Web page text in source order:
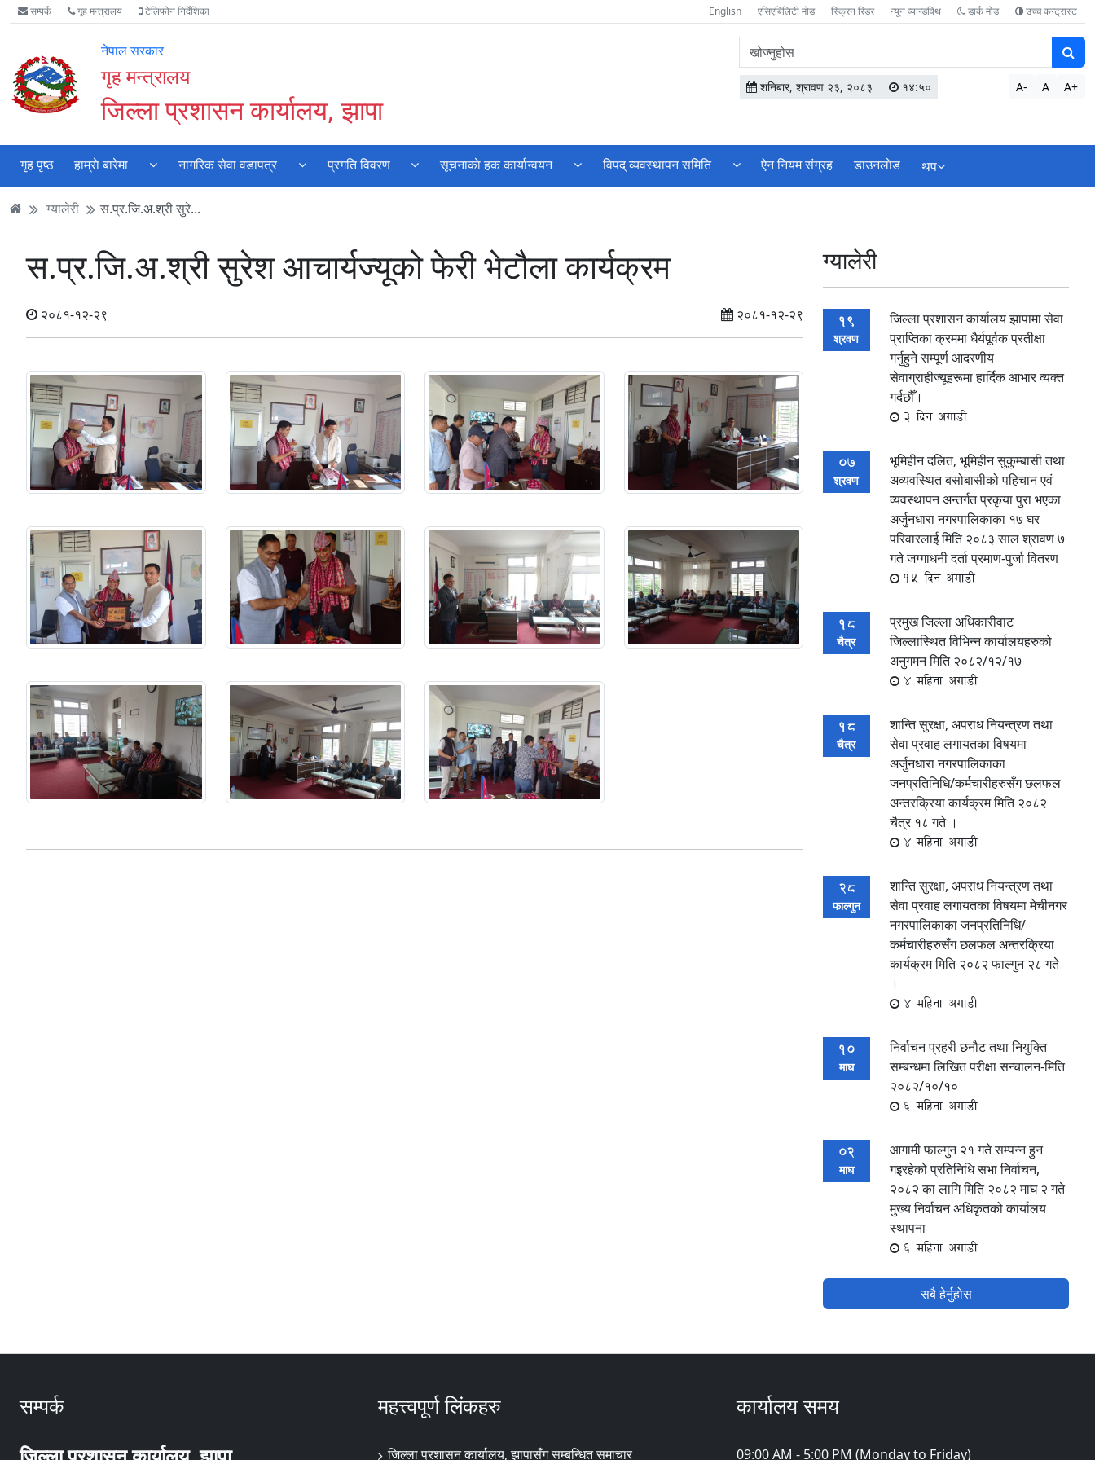
Accessibility
Mode
गर्नुहोस्
मुख्य
सामाग्री
मुख्य
नेभिगेसन
वेबसाइट
खोजमा
सम्पर्क गृह मन्त्रालय टेलिफोन निर्देशिका English एसिएबिलिटी मोड स्क्रिन रिडर न्यून व्यान्डविथ डार्क मोड उच्च कन्ट्रास्ट
नेपाल सरकार
गृह मन्त्रालय
जिल्ला प्रशासन कार्यालय, झापा
वेबसाइटमा
सामग्री
खोज्नुहोस
शनिबार, श्रावण २३, २०८३ १४:५० A- A A+
गृह पृष्ठ हाम्राे बारेमा नागरिक सेवा वडापत्र प्रगति विवरण सूचनाकाे हक कार्यान्वयन विपद् व्यवस्थापन समिति ऐन नियम संग्रह डाउनलाेड थप
ग्यालेरी स.प्र.जि.अ.श्री सुरे...
स.प्र.जि.अ.श्री सुरेश आचार्यज्यूको फेरी भेटौला कार्यक्रम
२०८१-१२-२९ २०८१-१२-२९
ग्यालेरी
19
श्रवण
जिल्ला प्रशासन कार्यालय झापामा सेवा
प्राप्तिका क्रममा धैर्यपूर्वक प्रतीक्षा
गर्नुहुने सम्पूर्ण आदरणीय
सेवाग्राहीज्यूहरूमा हार्दिक आभार व्यक्त
गर्दछौँ।
3 दिन अगाडी
07
श्रवण
भूमिहीन दलित, भूमिहीन सुकुम्बासी तथा
अव्यवस्थित बसोबासीको पहिचान एवं
व्यवस्थापन अन्तर्गत प्रकृया पुरा भएका
अर्जुनधारा नगरपालिकाका १७ घर
परिवारलाई मिति २०८३ साल श्रावण ७
गते जग्गाधनी दर्ता प्रमाण-पुर्जा वितरण
15 दिन अगाडी
18
चैत्र
प्रमुख जिल्ला अधिकारीवाट
जिल्लास्थित विभिन्न कार्यालयहरुको
अनुगमन मिति २०८२/१२/१७
4 महिना अगाडी
18
चैत्र
शान्ति सुरक्षा, अपराध नियन्त्रण तथा
सेवा प्रवाह लगायतका विषयमा
अर्जुनधारा नगरपालिकाका
जनप्रतिनिधि/कर्मचारीहरुसँग छलफल
अन्तरक्रिया कार्यक्रम मिति २०८२
चैत्र १८ गते ।
4 महिना अगाडी
28
फाल्गुन
शान्ति सुरक्षा, अपराध नियन्त्रण तथा
सेवा प्रवाह लगायतका विषयमा मेचीनगर
नगरपालिकाका जनप्रतिनिधि/
कर्मचारीहरुसँग छलफल अन्तरक्रिया
कार्यक्रम मिति २०८२ फाल्गुन २८ गते
।
4 महिना अगाडी
10
माघ
निर्वाचन प्रहरी छनौट तथा नियुक्ति
सम्बन्धमा लिखित परीक्षा सन्चालन-मिति
२०८२/१०/१०
6 महिना अगाडी
02
माघ
आगामी फाल्गुन २१ गते सम्पन्न हुन
गइरहेको प्रतिनिधि सभा निर्वाचन,
२०८२ का लागि मिति २०८२ माघ २ गते
मुख्य निर्वाचन अधिकृतको कार्यालय
स्थापना
6 महिना अगाडी
सबै हेर्नुहोस
सम्पर्क महत्त्वपूर्ण लिंकहरु
जिल्ला प्रशासन कार्यालय, झापासँग सम्बन्धित समाचार
कार्यालय समय
09:00 AM - 5:00 PM (Monday to Friday)